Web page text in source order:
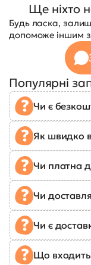
Ще ніхто
Будь ласка,
допоможе іншим
Популярні
Чи є
Як швидко
Чи платна
Чи
Чи є
Що